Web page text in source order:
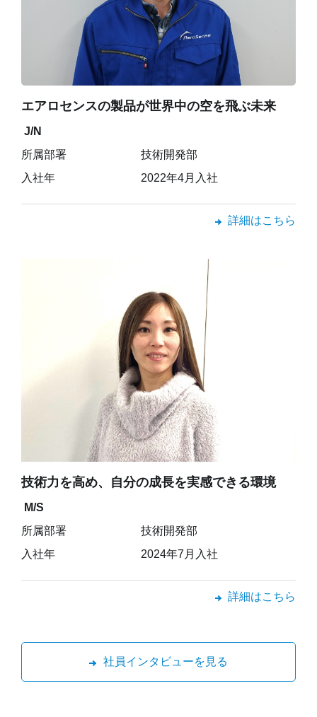
エアロセンスの製品が世界中の空を飛ぶ未来
J/N
所属部署
技術開発部
入社年
2022年4月入社
詳細はこちら
技術力を高め、自分の成長を実感できる環境
M/S
所属部署
技術開発部
入社年
2024年7月入社
詳細はこちら
社員インタビューを見る